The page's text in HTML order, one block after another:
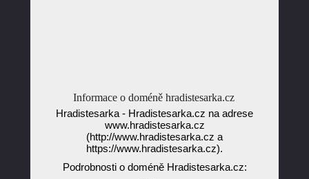
Informace o doméně hradistesarka.cz
Hradistesarka - Hradistesarka.cz na adrese
www.hradistesarka.cz
(http://www.hradistesarka.cz a
https://www.hradistesarka.cz).
Podrobnosti o doméně Hradistesarka.cz: